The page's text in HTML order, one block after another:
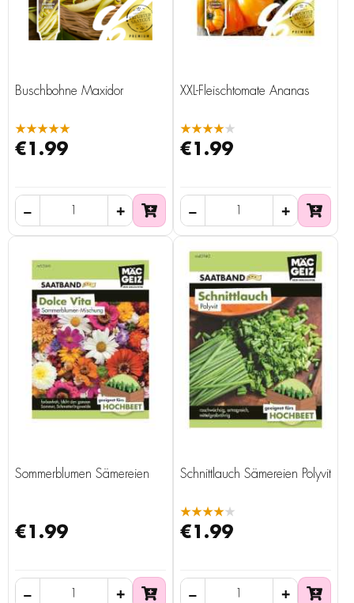
Buschbohne Maxidor
★★★★★
€1.99
XXL-Fleischtomate Ananas
★★★★★
€1.99
Sommerblumen Sämereien
€1.99
Schnittlauch Sämereien Polyvit
★★★★★
€1.99